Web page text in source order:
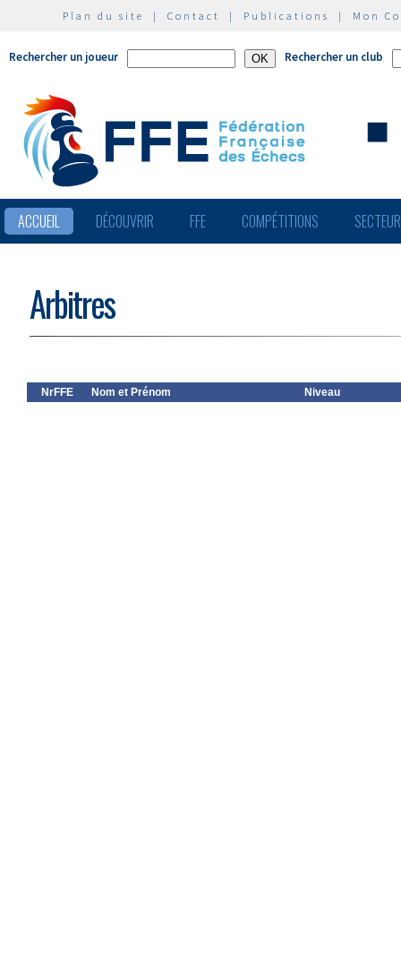
Plan du site | Contact | Publications | Mon
Rechercher un joueur Rechercher un club
ACCUEIL DÉCOUVRIR FFE COMPÉTITIONS
Arbitres
NrFFE Nom et Prénom Niveau